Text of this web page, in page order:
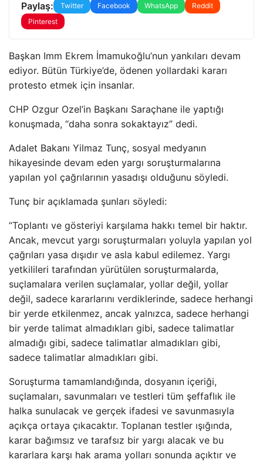
Paylaş: Twitter Facebook WhatsApp
Reddit
Pinterest
Başkan Imm Ekrem İmamukoğlu’nun yankıları devam
ediyor. Bütün Türkiye’de, ödenen yollardaki kararı
protesto etmek için insanlar.
CHP Ozgur Ozel’in Başkanı Saraçhane ile yaptığı
konuşmada, “daha sonra sokaktayız” dedi.
Adalet Bakanı Yilmaz Tunç, sosyal medyanın
hikayesinde devam eden yargı soruşturmalarına
yapılan yol çağrılarının yasadışı olduğunu söyledi.
Tunç bir açıklamada şunları söyledi:
“Toplantı ve gösteriyi karşılama hakkı temel bir haktır.
Ancak, mevcut yargı soruşturmaları yoluyla yapılan yol
çağrıları yasa dışıdır ve asla kabul edilemez. Yargı
yetkilileri tarafından yürütülen soruşturmalarda,
suçlamalara verilen suçlamalar, yollar değil, yollar
değil, sadece kararlarını verdiklerinde, sadece herhangi
bir yerde etkilenmez, ancak yalnızca, sadece herhangi
bir yerde talimat almadıkları gibi, sadece talimatlar
almadığı gibi, sadece talimatlar almadıkları gibi,
sadece talimatlar almadıkları gibi.
Soruşturma tamamlandığında, dosyanın içeriği,
suçlamaları, savunmaları ve testleri tüm şeffaflık ile
halka sunulacak ve gerçek ifadesi ve savunmasıyla
açıkça ortaya çıkacaktır. Toplanan testler ışığında,
karar bağımsız ve tarafsız bir yargı alacak ve bu
kararlara karşı hak arama yolları sonunda açıktır ve